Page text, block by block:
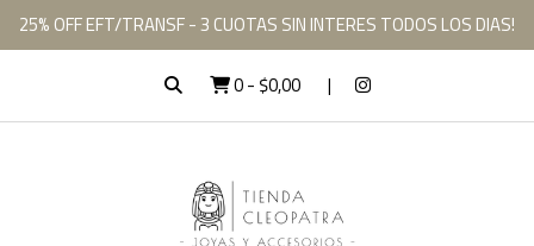
25% OFF EFT/TRANSF - 3 CUOTAS SIN INTERES TODOS LOS DIAS!
0-$0,00